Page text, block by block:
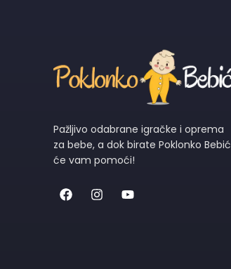
Pažljivo odabrane igračke i oprema
za bebe, a dok birate Poklonko Bebić
će vam pomoći!